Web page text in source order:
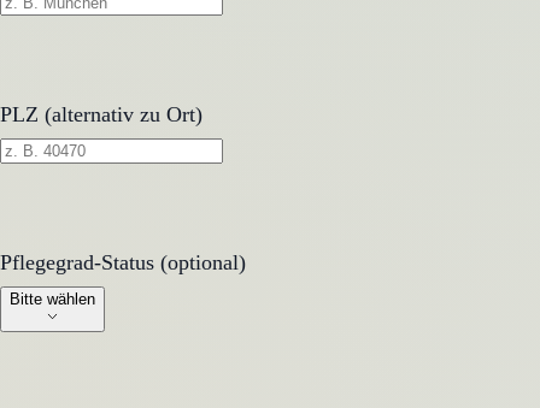
PLZ (alternativ zu Ort)
Pflegegrad-Status (optional)
Pflegegrad-Status (optional)
Bitte wählen